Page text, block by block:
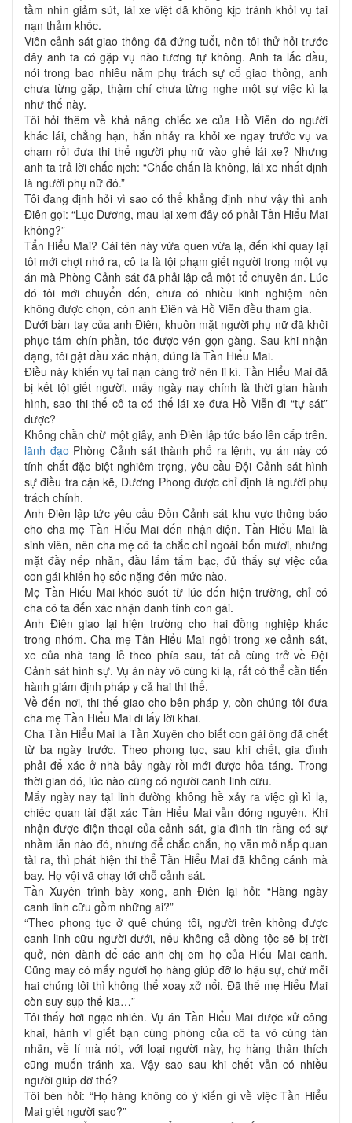
tầm nhìn giảm sút, lái xe việt dã không kịp tránh khỏi vụ tai
nạn thảm khốc.
Viên cảnh sát giao thông đã đứng tuổi, nên tôi thử hỏi trước
đây anh ta có gặp vụ nào tương tự không. Anh ta lắc đầu,
nói trong bao nhiêu năm phụ trách sự cố giao thông, anh
chưa từng gặp, thậm chí chưa từng nghe một sự việc kì lạ
như thế này.
Tôi hỏi thêm về khả năng chiếc xe của Hồ Viễn do người
khác lái, chẳng hạn, hắn nhảy ra khỏi xe ngay trước vụ va
chạm rồi đưa thi thể người phụ nữ vào ghế lái xe? Nhưng
anh ta trả lời chắc nịch: “Chắc chắn là không, lái xe nhất định
là người phụ nữ đó.”
Tôi đang định hỏi vì sao có thể khẳng định như vậy thì anh
Điên gọi: “Lục Dương, mau lại xem đây có phải Tần Hiểu Mai
không?”
Tẩn Hiểu Mai? Cái tên này vừa quen vừa lạ, đến khi quay lại
tôi mới chợt nhớ ra, cô ta là tội phạm giết người trong một vụ
án mà Phòng Cảnh sát đã phải lập cả một tổ chuyên án. Lúc
đó tôi mới chuyển đến, chưa có nhiều kinh nghiệm nên
không được chọn, còn anh Điên và Hồ Viễn đều tham gia.
Dưới bàn tay của anh Điên, khuôn mặt người phụ nữ đã khôi
phục tám chín phần, tóc được vén gọn gàng. Sau khi nhận
dạng, tôi gật đầu xác nhận, đúng là Tần Hiểu Mai.
Điều này khiến vụ tai nạn càng trở nên li kì. Tần Hiểu Mai đã
bị kết tội giết người, mấy ngày nay chính là thời gian hành
hình, sao thi thể cô ta có thể lái xe đưa Hồ Viễn đi “tự sát”
được?
Không chần chừ một giây, anh Điên lập tức báo lên cấp trên.
lãnh đạo Phòng Cảnh sát thành phố ra lệnh, vụ án này có
tính chất đặc biệt nghiêm trọng, yêu cầu Đội Cảnh sát hình
sự điều tra cặn kẽ, Dương Phong được chỉ định là người phụ
trách chính.
Anh Điên lập tức yêu cầu Đồn Cảnh sát khu vực thông báo
cho cha mẹ Tần Hiểu Mai đến nhận diện. Tần Hiểu Mai là
sinh viên, nên cha mẹ cô ta chắc chỉ ngoài bốn mươi, nhưng
mặt đầy nếp nhăn, đầu lấm tấm bạc, đủ thấy sự việc của
con gái khiến họ sốc nặng đến mức nào.
Mẹ Tần Hiểu Mai khóc suốt từ lúc đến hiện trường, chỉ có
cha cô ta đến xác nhận danh tính con gái.
Anh Điên giao lại hiện trường cho hai đồng nghiệp khác
trong nhóm. Cha mẹ Tần Hiểu Mai ngồi trong xe cảnh sát,
xe của nhà tang lễ theo phía sau, tất cả cùng trở về Đội
Cảnh sát hình sự. Vụ án này vô cùng kì lạ, rất có thể cần tiến
hành giám định pháp y cả hai thi thể.
Về đến nơi, thi thể giao cho bên pháp y, còn chúng tôi đưa
cha mẹ Tần Hiểu Mai đi lấy lời khai.
Cha Tần Hiểu Mai là Tần Xuyên cho biết con gái ông đã chết
từ ba ngày trước. Theo phong tục, sau khi chết, gia đình
phải để xác ở nhà bảy ngày rồi mới được hỏa táng. Trong
thời gian đó, lúc nào cũng có người canh linh cữu.
Mấy ngày nay tại linh đường không hề xảy ra việc gì kì lạ,
chiếc quan tài đặt xác Tần Hiểu Mai vẫn đóng nguyên. Khi
nhận được điện thoại của cảnh sát, gia đình tin rằng có sự
nhầm lẫn nào đó, nhưng để chắc chắn, họ vẫn mở nắp quan
tài ra, thì phát hiện thi thể Tần Hiểu Mai đã không cánh mà
bay. Họ vội vã chạy tới chỗ cảnh sát.
Tần Xuyên trình bày xong, anh Điên lại hỏi: “Hàng ngày
canh linh cữu gồm những ai?”
“Theo phong tục ở quê chúng tôi, người trên không được
canh linh cữu người dưới, nếu không cả dòng tộc sẽ bị trời
quở, nên đành để các anh chị em họ của Hiểu Mai canh.
Cũng may có mấy người họ hàng giúp đỡ lo hậu sự, chứ mỗi
hai chúng tôi thì không thể xoay xở nổi. Đã thế mẹ Hiểu Mai
còn suy sụp thế kia…”
Tôi thấy hơi ngạc nhiên. Vụ án Tần Hiểu Mai được xử công
khai, hành vi giết bạn cùng phòng của cô ta vô cùng tàn
nhẫn, về lí mà nói, với loại người này, họ hàng thân thích
cũng muốn tránh xa. Vậy sao sau khi chết vẫn có nhiều
người giúp đỡ thế?
Tôi bèn hỏi: “Họ hàng không có ý kiến gì về việc Tần Hiểu
Mai giết người sao?”